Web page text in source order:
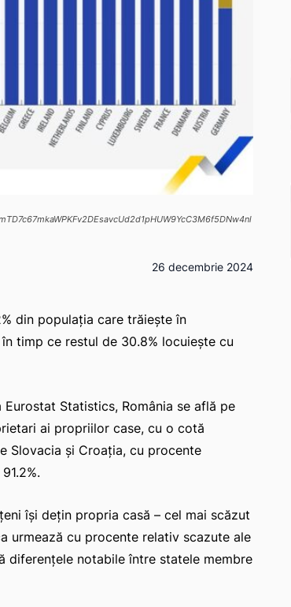
26 decembrie 2024
din populația care trăiește în
timp ce restul de 30.8% locuiește cu
Statistics, România se află pe
ai propriilor case, cu o cotă
Slovacia și Croația, cu procente
își dețin propria casă – cel mai scăzut
urmează cu procente relativ scazute ale
diferențele notabile între statele membre